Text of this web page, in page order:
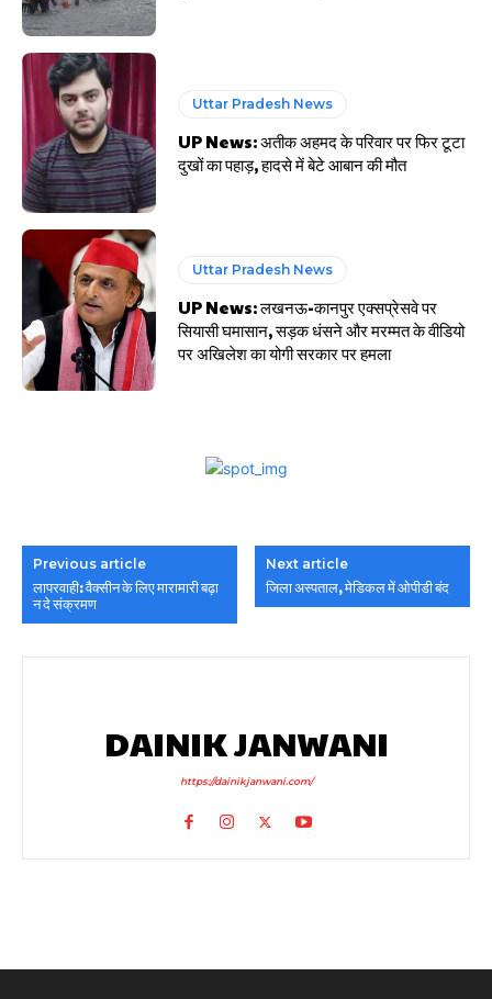
Uttar Pradesh News
UP News: अतीक अहमद के परिवार पर फिर टूटा
दुखों का पहाड़, हादसे में बेटे आबान की मौत
Uttar Pradesh News
UP News: लखनऊ-कानपुर एक्सप्रेसवे पर
सियासी घमासान, सड़क धंसने और मरम्मत के वीडियो
पर अखिलेश का योगी सरकार पर हमला
Previous article
लापरवाही: वैक्सीन के लिए मारामारी बढ़ा
न दे संक्रमण
Next article
जिला अस्पताल, मेडिकल में ओपीडी बंद
DAINIK JANWANI
https://dainikjanwani.com/